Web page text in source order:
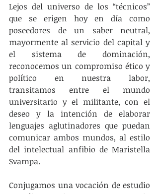
Lejos del universo de los “técnicos”
que se erigen hoy en día como
poseedores de un saber neutral,
mayormente al servicio del capital y
el sistema de dominación,
reconocemos un compromiso ético y
político en nuestra labor,
transitamos entre el mundo
universitario y el militante, con el
deseo y la intención de elaborar
lenguajes aglutinadores que puedan
comunicar ambos mundos, al estilo
del intelectual anfibio de Maristella
Svampa.
Conjugamos una vocación de estudio